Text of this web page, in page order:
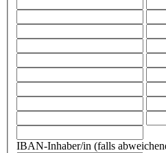
IBAN-Inhaber/in (falls